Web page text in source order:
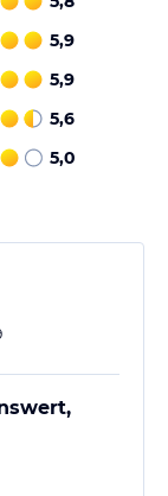
Winter Ski
KI. Alle
die
Veranstalters.
5,9
5,9
5,6
5,0